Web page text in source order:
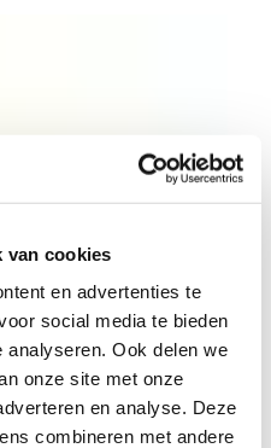
van cookies
en advertenties te
social media te bieden
Ook delen we
onze site met onze
en analyse. Deze
combineren met andere